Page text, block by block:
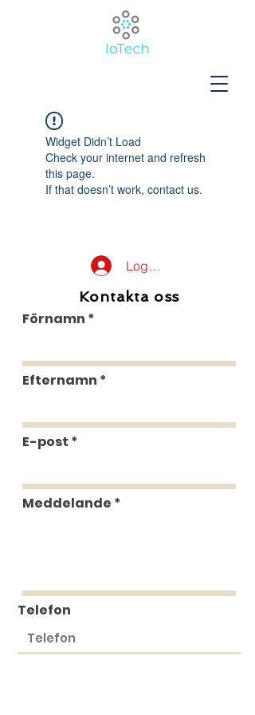
Widget Didn’t Load
Check your internet and refresh
this page.
If that doesn’t work, contact us.
Logga in
Kontakta oss
Förnamn
Efternamn
E-post
Meddelande
Telefon